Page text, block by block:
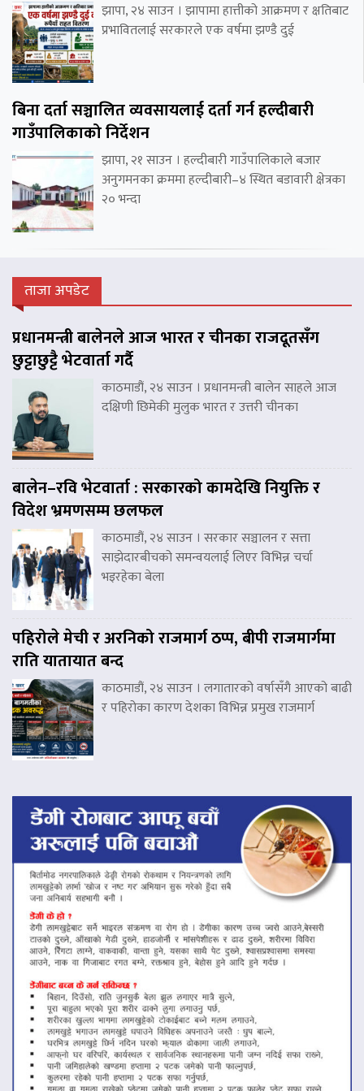
झापा, २४ साउन । झापामा हात्तीको आक्रमण र क्षतिबाट
प्रभावितलाई सरकारले एक वर्षमा झण्डै दुई
बिना दर्ता सञ्चालित व्यवसायलाई दर्ता गर्न हल्दीबारी
गाउँपालिकाको निर्देशन
झापा, २१ साउन । हल्दीबारी गाउँपालिकाले बजार
अनुगमनका क्रममा हल्दीबारी–४ स्थित बडावारी क्षेत्रका
२० भन्दा
ताजा अपडेट
प्रधानमन्त्री बालेनले आज भारत र चीनका राजदूतसँग
छुट्टाछुट्टै भेटवार्ता गर्दै
काठमाडौं, २४ साउन । प्रधानमन्त्री बालेन साहले आज
दक्षिणी छिमेकी मुलुक भारत र उत्तरी चीनका
बालेन–रवि भेटवार्ता : सरकारको कामदेखि नियुक्ति र
विदेश भ्रमणसम्म छलफल
काठमाडौं, २४ साउन । सरकार सञ्चालन र सत्ता
साझेदारबीचको समन्वयलाई लिएर विभिन्न चर्चा
भइरहेका बेला
पहिरोले मेची र अरनिको राजमार्ग ठप्प, बीपी राजमार्गमा
राति यातायात बन्द
काठमाडौं, २४ साउन । लगातारको वर्षासँगै आएको बाढी
र पहिरोका कारण देशका विभिन्न प्रमुख राजमार्ग